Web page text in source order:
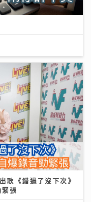
歌《錯過了沒下次》
張